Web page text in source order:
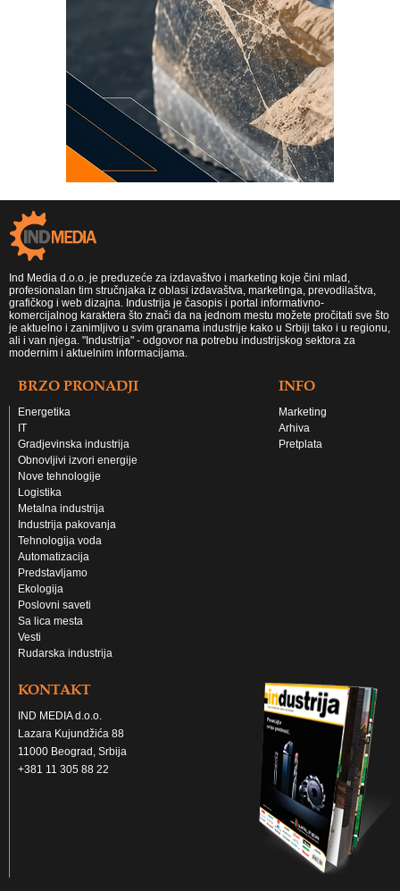
Ind Media d.o.o. je preduzeće za izdavaštvo i marketing koje čini mlad,
profesionalan tim stručnjaka iz oblasi izdavaštva, marketinga, prevodilaštva,
grafičkog i web dizajna. Industrija je časopis i portal informativno-
komercijalnog karaktera što znači da na jednom mestu možete pročitati sve što
je aktuelno i zanimljivo u svim granama industrije kako u Srbiji tako i u regionu,
ali i van njega. "Industrija" - odgovor na potrebu industrijskog sektora za
modernim i aktuelnim informacijama.
BRZO PRONADJI
Energetika
IT
Gradjevinska industrija
Obnovljivi izvori energije
Nove tehnologije
Logistika
Metalna industrija
Industrija pakovanja
Tehnologija voda
Automatizacija
Predstavljamo
Ekologija
Poslovni saveti
Sa lica mesta
Vesti
Rudarska industrija
INFO
Marketing
Arhiva
Pretplata
KONTAKT
IND MEDIA d.o.o.
Lazara Kujundžića 88
11000 Beograd, Srbija
+381 11 305 88 22